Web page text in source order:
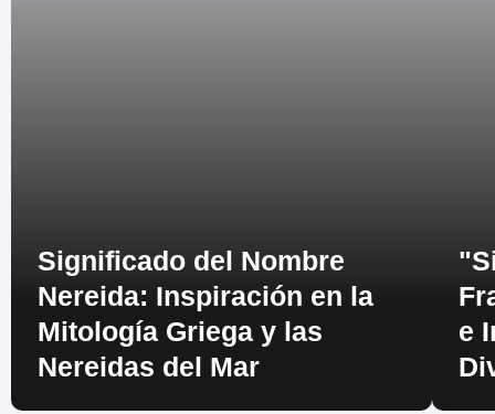
Significado del Nombre
Nereida: Inspiración en la
Mitología Griega y las
Nereidas del Mar
e